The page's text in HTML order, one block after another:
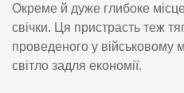
Окреме й дуже глибоке
свічки. Ця пристрасть теж
проведеного у військовому
світло задля економії.